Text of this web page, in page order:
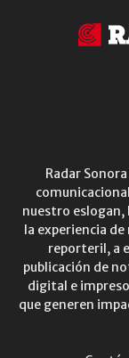
Radar
nuestro
la experiencia
reporteril, a
publicación de
digital e
que generen